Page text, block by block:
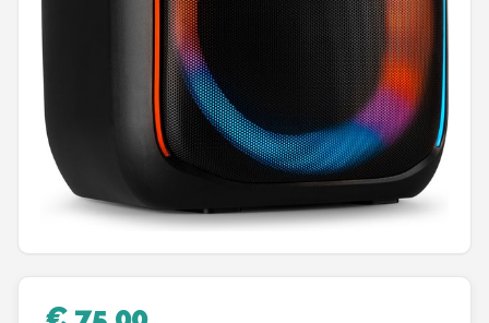
Teufel
ArtSound
JBL
AquaSound
Fenton
Dali